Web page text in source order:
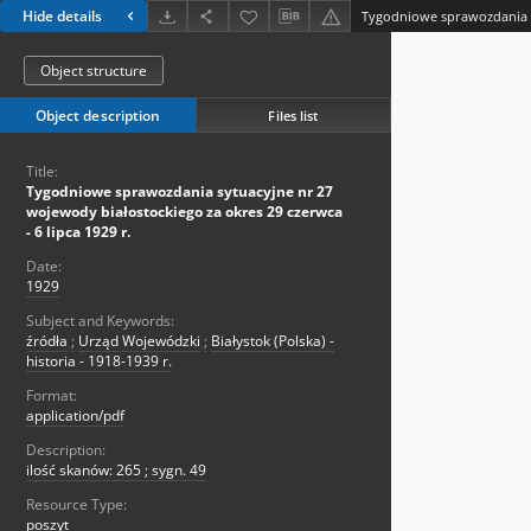
Hide details
Object structure
Object description Files list
Title:
Tygodniowe sprawozdania sytuacyjne nr 27
wojewody białostockiego za okres 29 czerwca
- 6 lipca 1929 r.
Date:
1929
Subject and Keywords:
źródła ; Urząd Wojewódzki ; Białystok (Polska) -
historia - 1918-1939 r.
Format:
application/pdf
Description:
ilość skanów: 265 ; sygn. 49
Resource Type:
poszyt